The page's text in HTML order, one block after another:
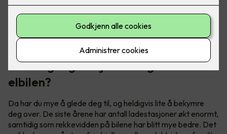
Skal du på norgesferie med elbil? Her er noen triks for å
forlenge rekkevidden, slik at du kan kjøre trollstigen uten
rekkeviddeangst.
Første gang du kjører langtur med
elbilen?
Da har du mye å glede deg til, og heldigvis lite å bekymre
deg over. De siste årene har antall ladestasjoner økt enormt,
samtidig som rekkevidden på bilene har blitt mye bedre. Det